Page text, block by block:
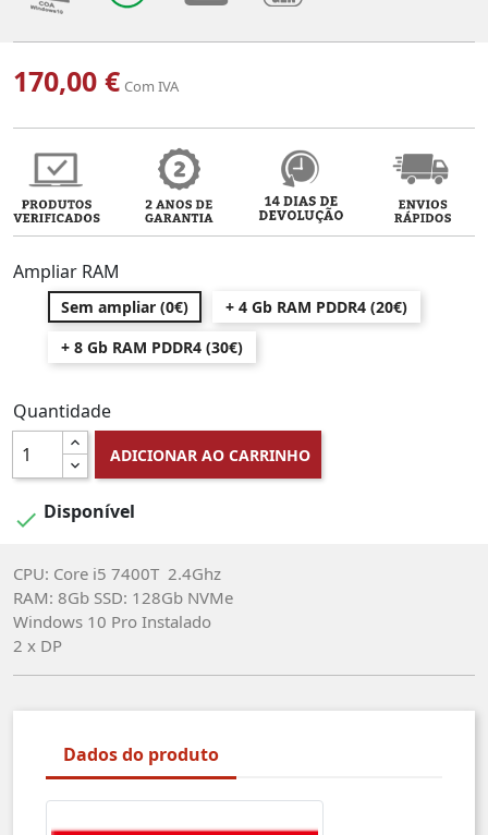
170,00 € Com IVA
Ampliar RAM
Sem ampliar (0€)
+ 4 Gb RAM PDDR4 (20€)
+ 8 Gb RAM PDDR4 (30€)
Quantidade
ADICIONAR AO CARRINHO
 Disponível
CPU: Core i5 7400T 2.4Ghz
RAM: 8Gb SSD: 128Gb NVMe
Windows 10 Pro Instalado
2 x DP
Dados do produto